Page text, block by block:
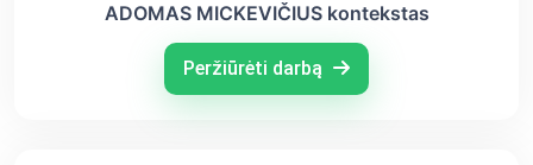
ADOMAS MICKEVIČIUS kontekstas
Peržiūrėti darbą